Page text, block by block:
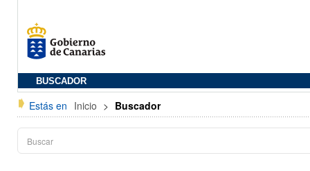
BUSCADOR
Estás en Inicio > Buscador